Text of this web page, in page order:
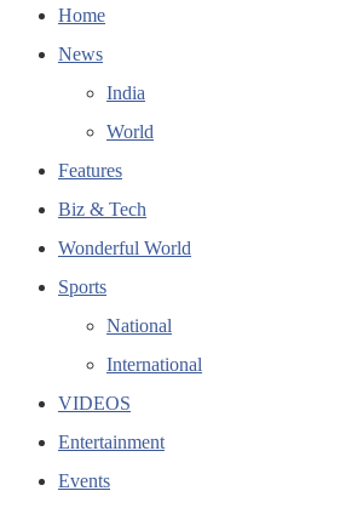
Home
News
India
World
Features
Biz & Tech
Wonderful World
Sports
National
International
VIDEOS
Entertainment
Events